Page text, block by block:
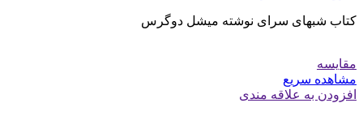
کتاب شبهای سرای نوشته میشل دوگرس
مقایسه
مشاهده سریع
افزودن به علاقه مندی